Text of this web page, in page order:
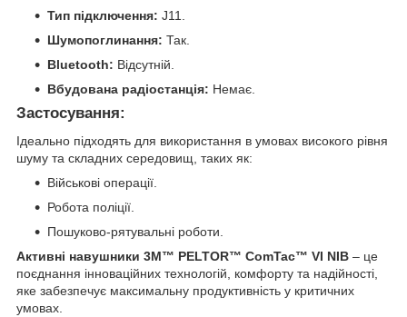
Тип підключення: J11.
Шумопоглинання: Так.
Bluetooth: Відсутній.
Вбудована радіостанція: Немає.
Застосування:
Ідеально підходять для використання в умовах високого рівня
шуму та складних середовищ, таких як:
Військові операції.
Робота поліції.
Пошуково-рятувальні роботи.
Активні навушники 3M™ PELTOR™ ComTac™ VI NIB – це
поєднання інноваційних технологій, комфорту та надійності,
яке забезпечує максимальну продуктивність у критичних
умовах.